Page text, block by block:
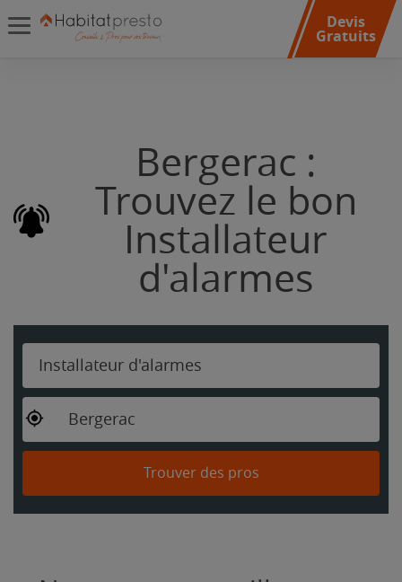
Devis
Gratuits
Bergerac :
Trouvez le bon
Installateur
d'alarmes
Installateur d'alarmes
Bergerac
Trouver des pros